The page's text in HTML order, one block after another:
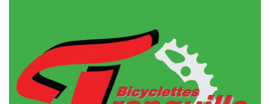
Accessoires